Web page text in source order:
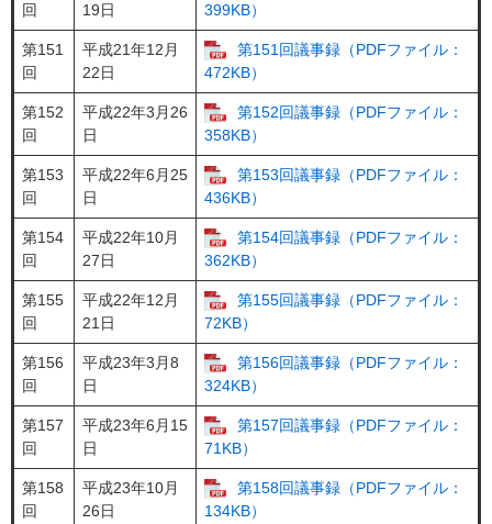
回
19日
399KB）
第151
回
平成21年12月
22日
第151回議事録（PDFファイル：
472KB）
第152
回
平成22年3月26
日
第152回議事録（PDFファイル：
358KB）
第153
回
平成22年6月25
日
第153回議事録（PDFファイル：
436KB）
第154
回
平成22年10月
27日
第154回議事録（PDFファイル：
362KB）
第155
回
平成22年12月
21日
第155回議事録（PDFファイル：
72KB）
第156
回
平成23年3月8
日
第156回議事録（PDFファイル：
324KB）
第157
回
平成23年6月15
日
第157回議事録（PDFファイル：
71KB）
第158
回
平成23年10月
26日
第158回議事録（PDFファイル：
134KB）